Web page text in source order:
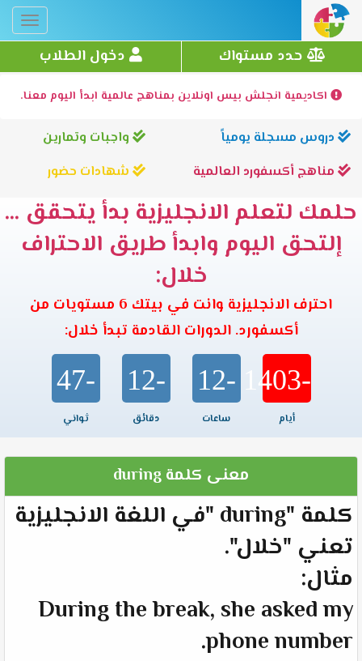
حدد مستواك دخول الطلاب
اكاديمية انجلش بيس اونلاين بمناهج عالمية ابدأ اليوم معنا.
دروس مسجلة يومياً
واجبات وتمارين
مناهج أكسفورد العالمية
شهادات حضور
حلمك لتعلم الانجليزية بدأ يتحقق ...
إلتحق اليوم وابدأ طريق الاحتراف
خلال:
احترف الانجليزية وانت في بيتك 6 مستويات من
أكسفورد. الدورات القادمة تبدأ خلال:
-1403
أيام
-12
ساعات
-12
دقائق
-47
ثواني
معنى كلمة during
كلمة "during "في اللغة الانجليزية
تعني "خلال".
مثال:
During the break, she asked my
phone number.